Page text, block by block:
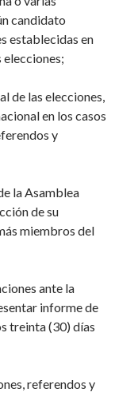
candidato
establecidas en
elecciones;
de las elecciones,
en los casos
y
la Asamblea
de su
miembros del
ante la
informe de
treinta (30) días
referendos y